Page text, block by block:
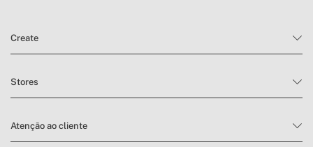
Create
Stores
Atenção ao cliente